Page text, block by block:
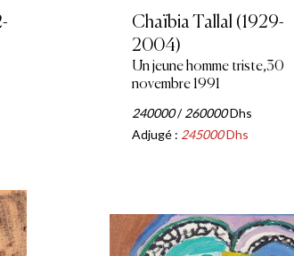
Chaïbia Tallal (1929-
2004)
Un jeune homme triste,30
novembre 1991
240000/260000Dhs
Adjugé : 245000Dhs